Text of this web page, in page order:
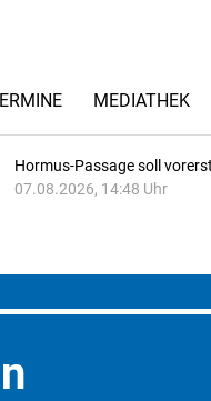
MEDIATHEK
Hormus-Passage soll
07.08.2026, 14:48 Uhr